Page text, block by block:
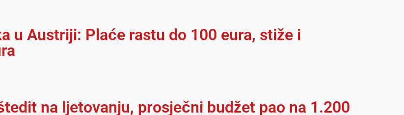
u Austriji: Plaće rastu do 100 eura, stiže i
na ljetovanju, prosječni budžet pao na 1.200